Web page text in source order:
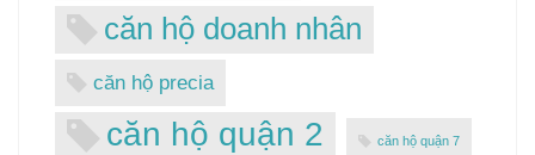
căn hộ doanh nhân
căn hộ precia
căn hộ quận 2 căn hộ quận 7